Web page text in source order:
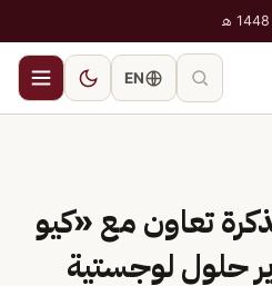
EN
تعاون مع «كيو
حلول لوجستية